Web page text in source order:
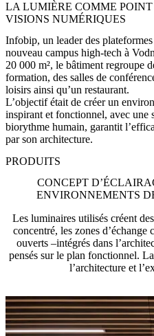
LA LUMIÈRE COMME POINT
VISIONS NUMÉRIQUES
Infobip, un leader des
nouveau campus high-tech à
20 000 m², le bâtiment regroupe
formation, des salles de
loisirs ainsi qu’un restaurant.
L’objectif était de créer un
inspirant et fonctionnel, avec une
biorythme humain, garantit
par son architecture.
PRODUITS
CONCEPT
ENVIRONNEMENTS
Les luminaires utilisés créent
concentré, les zones d’échange
ouverts –intégrés dans
pensés sur le plan fonctionnel.
l’architecture et